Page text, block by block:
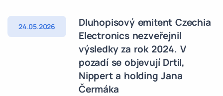
24.05.2026
Dluhopisový emitent Czechia
Electronics nezveřejnil
výsledky za rok 2024. V
pozadí se objevují Drtil,
Nippert a holding Jana
Čermáka